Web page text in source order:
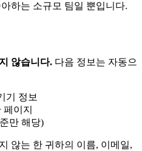
하는 소규모 팀일 뿐입니다.
않습니다. 다음 정보는 자동으
기 정보
이지
만 해당)
않는 한 귀하의 이름, 이메일,